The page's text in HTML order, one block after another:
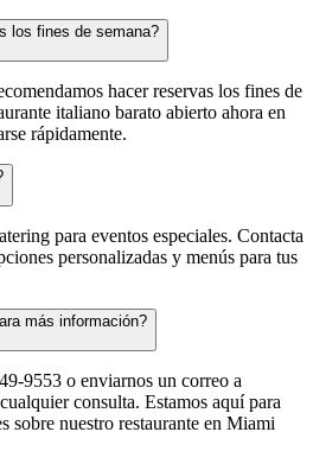
los fines de semana?
hacer reservas los fines de
italiano barato abierto ahora en
rápidamente.
para eventos especiales. Contacta
personalizadas y menús para tus
más información?
9553 o enviarnos un correo a
consulta. Estamos aquí para
sobre nuestro restaurante en Miami